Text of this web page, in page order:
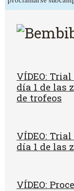
VÍDEO:
día 1 de las
de trofeos
VÍDEO:
día 1 de las
VÍDEO: